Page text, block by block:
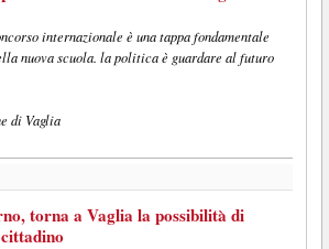
internazionale è una tappa fondamentale
nuova scuola. la politica è guardare al futuro
di Vaglia
torna a Vaglia la possibilità di